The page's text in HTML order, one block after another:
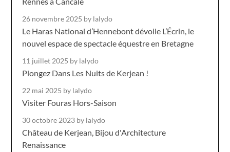
26 novembre 2025 by lalydo
Le Haras National d’Hennebont dévoile L’Écrin, le
nouvel espace de spectacle équestre en Bretagne
11 juillet 2025 by lalydo
Plongez Dans Les Nuits de Kerjean !
22 mai 2025 by lalydo
Visiter Fouras Hors-Saison
30 octobre 2023 by lalydo
Château de Kerjean, Bijou d'Architecture
Renaissance